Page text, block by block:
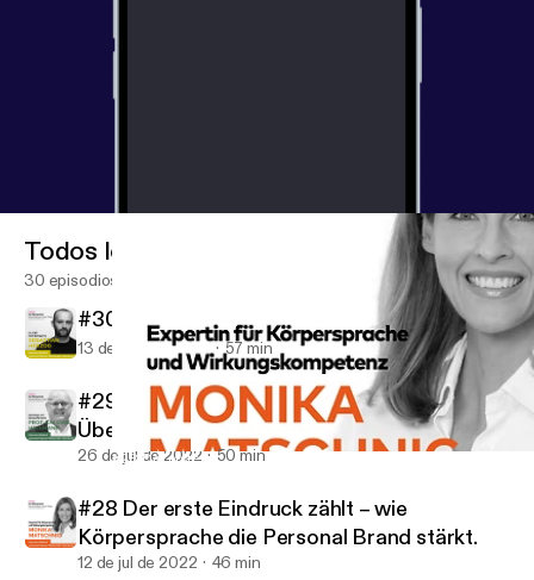
#28 Der erste Eindruck zählt – wie Körpersprache die Personal
Todos los episodios
30 episodios
#30 Transformationsberatung
13 de sep de 2022 57 min
#29 Nachhaltigkeit – eine gesellschaftliche
Überforderung?
26 de jul de 2022 50 min
#28 Der erste Eindruck zählt – wie
Körpersprache die Personal Brand stärkt.
12 de jul de 2022 46 min